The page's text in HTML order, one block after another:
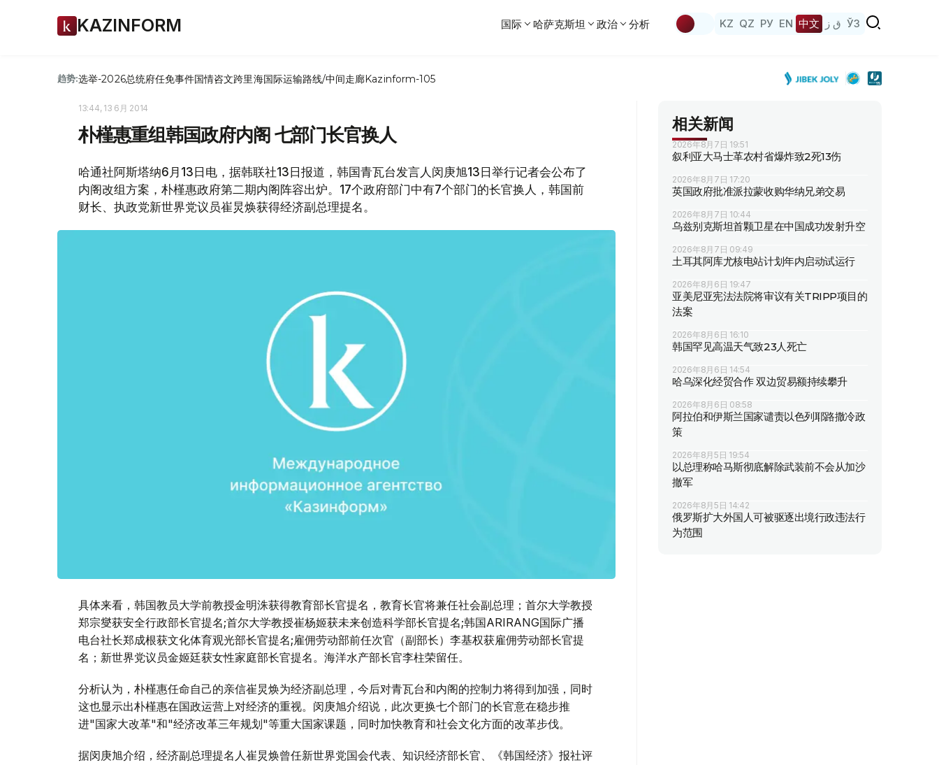
KAZINFORM 国际 哈萨克斯坦 政治 分析 KZ QZ РУ EN 中文 ق ز ЎЗ
趋势:选举-2026总统府任免事件国情咨文跨里海国际运输路线/中间走廊Kazinform-105
13:44, 13 6月 2014
朴槿惠重组韩国政府内阁 七部门长官换人
哈通社阿斯塔纳6月13日电，据韩联社13日报道，韩国青瓦台发言人闵庚旭13日举行记者会公布了
内阁改组方案，朴槿惠政府第二期内阁阵容出炉。17个政府部门中有7个部门的长官换人，韩国前
财长、执政党新世界党议员崔炅焕获得经济副总理提名。
具体来看，韩国教员大学前教授金明洙获得教育部长官提名，教育长官将兼任社会副总理；首尔大学教授
郑宗燮获安全行政部长官提名;首尔大学教授崔杨姬获未来创造科学部长官提名;韩国ARIRANG国际广播
电台社长郑成根获文化体育观光部长官提名;雇佣劳动部前任次官（副部长）李基权获雇佣劳动部长官提
名；新世界党议员金姬廷获女性家庭部长官提名。海洋水产部长官李柱荣留任。
分析认为，朴槿惠任命自己的亲信崔炅焕为经济副总理，今后对青瓦台和内阁的控制力将得到加强，同时
这也显示出朴槿惠在国政运营上对经济的重视。闵庚旭介绍说，此次更换七个部门的长官意在稳步推
进"国家大改革"和"经济改革三年规划"等重大国家课题，同时加快教育和社会文化方面的改革步伐。
据闵庚旭介绍，经济副总理提名人崔炅焕曾任新世界党国会代表、知识经济部长官、《韩国经济》报社评
相关新闻
2026年8月7日 19:51
叙利亚大马士革农村省爆炸致2死13伤
2026年8月7日 17:20
英国政府批准派拉蒙收购华纳兄弟交易
2026年8月7日 10:44
乌兹别克斯坦首颗卫星在中国成功发射升空
2026年8月7日 09:49
土耳其阿库尤核电站计划年内启动试运行
2026年8月6日 19:47
亚美尼亚宪法法院将审议有关TRIPP项目的
法案
2026年8月6日 16:10
韩国罕见高温天气致23人死亡
2026年8月6日 14:54
哈乌深化经贸合作 双边贸易额持续攀升
2026年8月6日 08:58
阿拉伯和伊斯兰国家谴责以色列耶路撒冷政
策
2026年8月5日 19:54
以总理称哈马斯彻底解除武装前不会从加沙
撤军
2026年8月5日 14:42
俄罗斯扩大外国人可被驱逐出境行政违法行
为范围